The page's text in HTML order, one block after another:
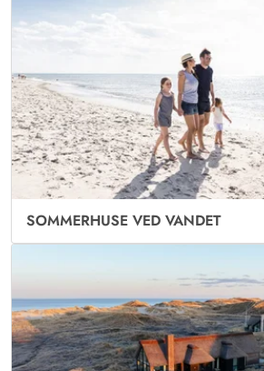
SOMMERHUSE VED VANDET